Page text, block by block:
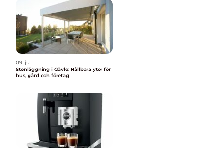
09. jul
Stenläggning i Gävle: Hållbara ytor för
hus, gård och företag